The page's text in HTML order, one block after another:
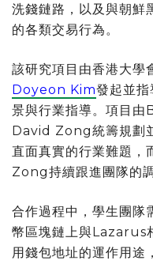
洗錢鏈路，以及與朝
的各類交易行為。
該研究項目由香港大學
Doyeon Kim發起並
景與行業指導。項目
David Zong統籌規劃
直面真實的行業難題，
Zong持續跟進團隊的
合作過程中，學生團隊
幣區塊鏈上與Lazarus
用錢包地址的運作用途